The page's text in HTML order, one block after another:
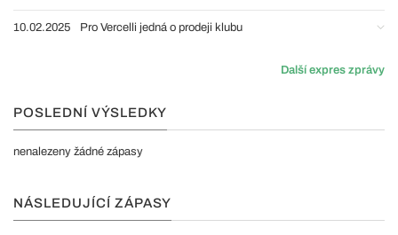
10.02.2025 Pro Vercelli jedná o prodeji klubu
Další expres zprávy
POSLEDNÍ VÝSLEDKY
nenalezeny žádné zápasy
NÁSLEDUJÍCÍ ZÁPASY